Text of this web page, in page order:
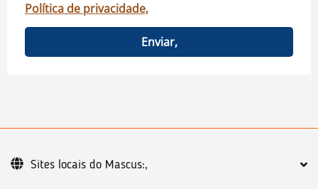
Política de privacidade,
Enviar,
Sites locais do Mascus:,